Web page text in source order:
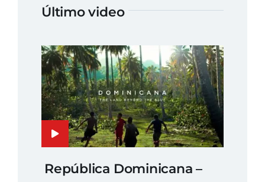
Último video
República Dominicana –